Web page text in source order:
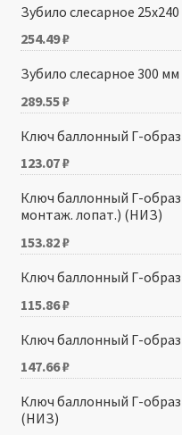
Зубило слесарное
254.49₽
Зубило слесарное 300
289.55₽
Ключ баллонный Г-
123.07₽
Ключ баллонный Г-
монтаж. лопат.) (НИЗ)
153.82₽
Ключ баллонный Г-
115.86₽
Ключ баллонный Г-
147.66₽
Ключ баллонный Г-
(НИЗ)